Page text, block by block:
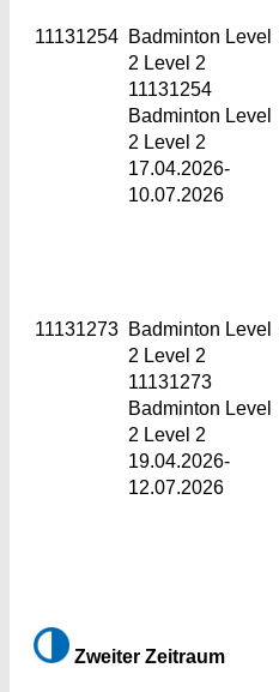
11131254 Badminton Level
2 Level 2
11131254
Badminton Level
2 Level 2
17.04.2026-
10.07.2026
11131273 Badminton Level
2 Level 2
11131273
Badminton Level
2 Level 2
19.04.2026-
12.07.2026
Zweiter Zeitraum